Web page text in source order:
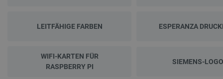
LEITFÄHIGE FARBEN ESPERANZA
WIFI-KARTEN FÜR
RASPBERRY PI
SIEMENS-